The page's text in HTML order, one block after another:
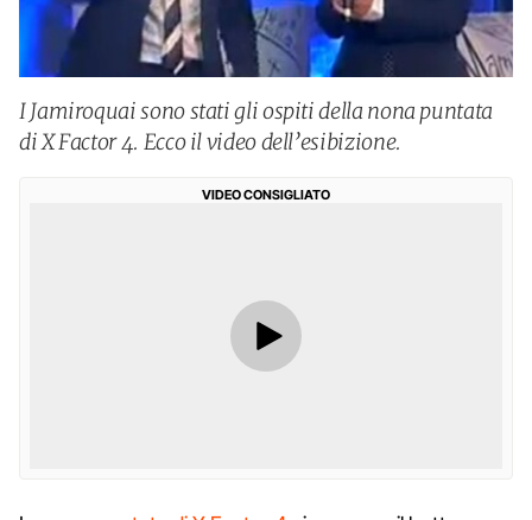
I Jamiroquai sono stati gli ospiti della nona puntata
di X Factor 4. Ecco il video dell’esibizione.
VIDEO CONSIGLIATO